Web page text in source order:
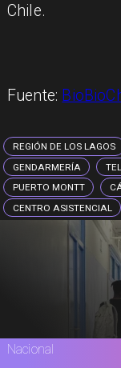
Chile.
Fuente:
REGIÓN DE LOS LAGOS
GENDARMERÍA
PUERTO MONTT
CENTRO ASISTENCIAL
Nacional